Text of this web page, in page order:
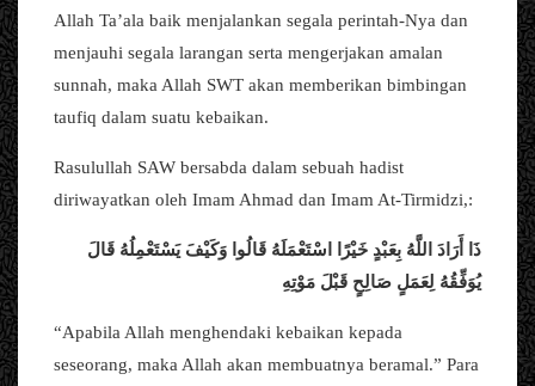
Allah Ta’ala baik menjalankan segala perintah-Nya dan
menjauhi segala larangan serta mengerjakan amalan
sunnah, maka Allah SWT akan memberikan bimbingan
taufiq dalam suatu kebaikan.
Rasulullah SAW bersabda dalam sebuah hadist
diriwayatkan oleh Imam Ahmad dan Imam At-Tirmidzi,:
ذَا أَرَادَ اللَّهُ بِعَبْدٍ خَيْرًا اسْتَعْمَلَهُ قَالُوا وَكَيْفَ يَسْتَعْمِلُهُ قَالَ
يُوَفِّقُهُ لِعَمَلٍ صَالِحٍ قَبْلَ مَوْتِهِ
“Apabila Allah menghendaki kebaikan kepada
seseorang, maka Allah akan membuatnya beramal.” Para